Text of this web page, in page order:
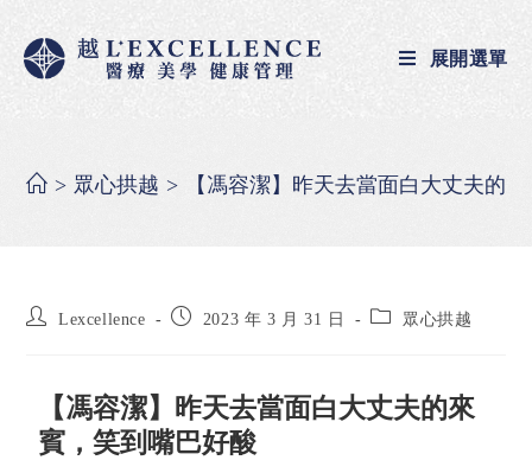
展開選單
> 眾心拱越 > 【馮容潔】昨天去當面白大丈夫的
Lexcellence 2023 年 3 月 31 日 眾心拱越
【馮容潔】昨天去當面白大丈夫的來
賓，笑到嘴巴好酸